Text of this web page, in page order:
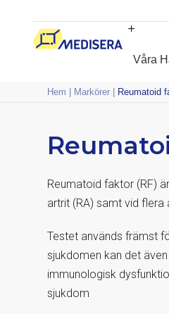
Våra
Hem Markörer Reumatoid
Reumatoid faktor (RF)
artrit (RA) samt vid
Testet används främst
sjukdomen kan det
immunologisk
sjukdom